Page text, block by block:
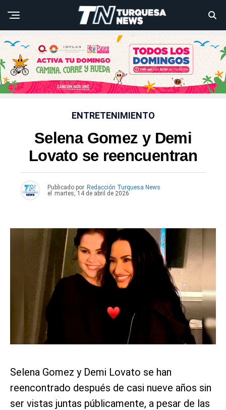
ENTRETENIMIENTO
Selena Gomez y Demi
Lovato se reencuentran
Publicado por Redacción Turquesa News
el
martes, 14 de abril de 2026
Selena Gomez y Demi Lovato se han
reencontrado después de casi nueve años sin
ser vistas juntas públicamente, a pesar de las